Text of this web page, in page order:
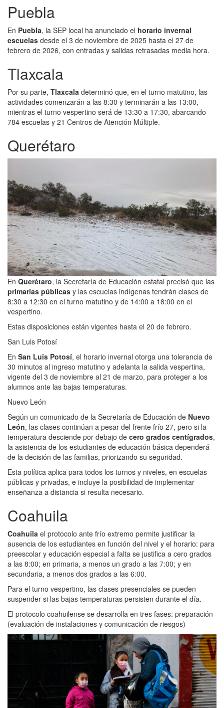
Puebla
En Puebla, la SEP local ha anunciado el horario invernal
escuelas desde el 3 de noviembre de 2025 hasta el 27 de
febrero de 2026, con entradas y salidas retrasadas media hora.
Tlaxcala
Por su parte, Tlaxcala determinó que, en el turno matutino, las
actividades comenzarán a las 8:30 y terminarán a las 13:00,
mientras el turno vespertino será de 13:30 a 17:30, abarcando
784 escuelas y 21 Centros de Atención Múltiple.
Querétaro
En Querétaro, la Secretaría de Educación estatal precisó que las
primarias públicas y las escuelas indígenas tendrán clases de
8:30 a 12:30 en el turno matutino y de 14:00 a 18:00 en el
vespertino.
Estas disposiciones están vigentes hasta el 20 de febrero.
San Luis Potosí
En San Luis Potosí, el horario invernal otorga una tolerancia de
30 minutos al ingreso matutino y adelanta la salida vespertina,
vigente del 3 de noviembre al 21 de marzo, para proteger a los
alumnos ante las bajas temperaturas.
Nuevo León
Según un comunicado de la Secretaría de Educación de Nuevo
León, las clases continúan a pesar del frente frío 27, pero si la
temperatura desciende por debajo de cero grados centígrados,
la asistencia de los estudiantes de educación básica dependerá
de la decisión de las familias, priorizando su seguridad.
Esta política aplica para todos los turnos y niveles, en escuelas
públicas y privadas, e incluye la posibilidad de implementar
enseñanza a distancia si resulta necesario.
Coahuila
Coahuila el protocolo ante frío extremo permite justificar la
ausencia de los estudiantes en función del nivel y el horario: para
preescolar y educación especial a falta se justifica a cero grados
a las 8:00; en primaria, a menos un grado a las 7:00; y en
secundaria, a menos dos grados a las 6:00.
Para el turno vespertino, las clases presenciales se pueden
suspender si las bajas temperaturas persisten durante el día.
El protocolo coahuilense se desarrolla en tres fases: preparación
(evaluación de instalaciones y comunicación de riesgos)